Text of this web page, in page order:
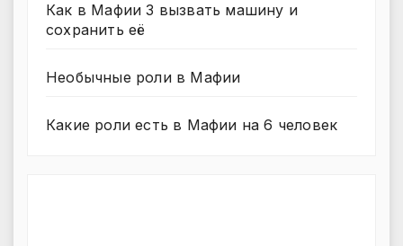
Как в Мафии 3 вызвать машину и
сохранить её
Необычные роли в Мафии
Какие роли есть в Мафии на 6 человек